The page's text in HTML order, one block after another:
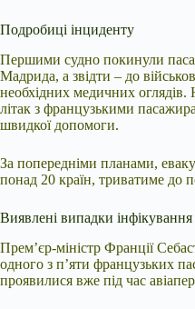
Подробиці інциденту
Першими судно покинули
Мадрида, а звідти – до
необхідних медичних
літак з французькими
швидкої допомоги.
За попередніми планами,
понад 20 країн, триватиме до
Виявлені випадки
Прем’єр-міністр Франції
одного з п’яти французьких
проявилися вже під час